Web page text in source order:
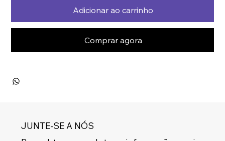
Adicionar ao carrinho
Comprar agora
JUNTE-SE A NÓS